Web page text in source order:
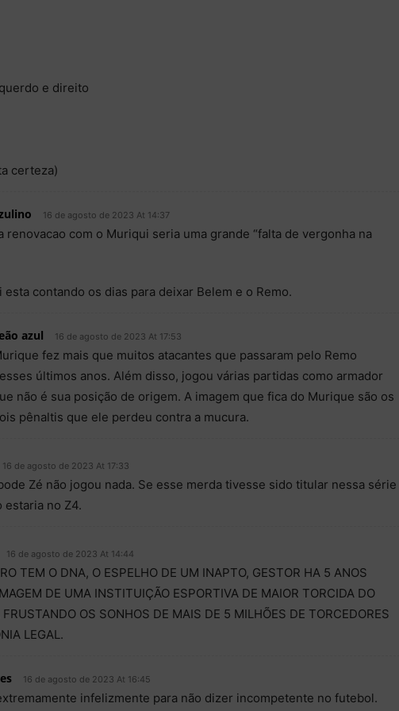
e direito
certeza)
16 de agosto de 2023 At 14:37
renovacao com o Muriqui seria uma grande “falta de vergonha na
esta contando os dias para deixar Belem e o Remo.
azul 16 de agosto de 2023 At 17:53
fez mais que muitos atacantes que passaram pelo Remo
últimos anos. Além disso, jogou várias partidas como armador
não é sua posição de origem. A imagem que fica do Murique são os
pênaltis que ele perdeu contra a mucura.
16 de agosto de 2023 At 17:33
Zé não jogou nada. Se esse merda tivesse sido titular nessa série
estaria no Z4.
16 de agosto de 2023 At 14:44
TEM O DNA, O ESPELHO DE UM INAPTO, GESTOR HA 5 ANOS
DE UMA INSTITUIÇÃO ESPORTIVA DE MAIOR TORCIDA DO
OS SONHOS DE MAIS DE 5 MILHÕES DE TORCEDORES
LEGAL.
16 de agosto de 2023 At 16:45
infelizmente para não dizer incompetente no futebol.